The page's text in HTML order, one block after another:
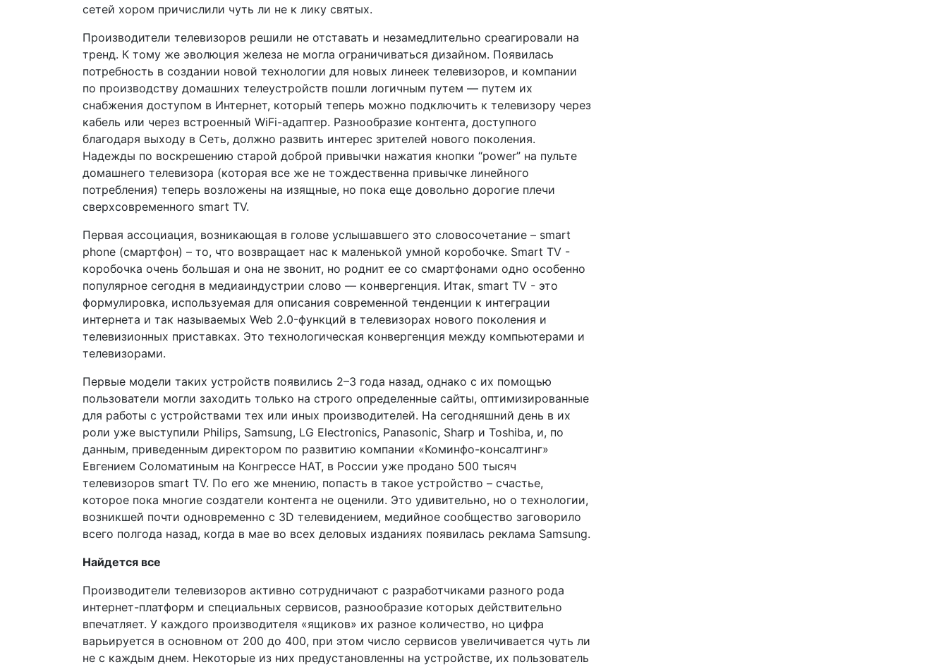
сетей хором причислили чуть ли не к лику святых.
Производители телевизоров решили не отставать и незамедлительно среагировали на
тренд. К тому же эволюция железа не могла ограничиваться дизайном. Появилась
потребность в создании новой технологии для новых линеек телевизоров, и компании
по производству домашних телеустройств пошли логичным путем — путем их
снабжения доступом в Интернет, который теперь можно подключить к телевизору через
кабель или через встроенный WiFi-адаптер. Разнообразие контента, доступного
благодаря выходу в Сеть, должно развить интерес зрителей нового поколения.
Надежды по воскрешению старой доброй привычки нажатия кнопки “power” на пульте
домашнего телевизора (которая все же не тождественна привычке линейного
потребления) теперь возложены на изящные, но пока еще довольно дорогие плечи
сверхсовременного smart TV.
Первая ассоциация, возникающая в голове услышавшего это словосочетание – smart
phone (смартфон) – то, что возвращает нас к маленькой умной коробочке. Smart TV -
коробочка очень большая и она не звонит, но роднит ее со смартфонами одно особенно
популярное сегодня в медиаиндустрии слово — конвергенция. Итак, smart TV - это
формулировка, используемая для описания современной тенденции к интеграции
интернета и так называемых Web 2.0-функций в телевизорах нового поколения и
телевизионных приставках. Это технологическая конвергенция между компьютерами и
телевизорами.
Первые модели таких устройств появились 2–3 года назад, однако с их помощью
пользователи могли заходить только на строго определенные сайты, оптимизированные
для работы с устройствами тех или иных производителей. На сегодняшний день в их
роли уже выступили Philips, Samsung, LG Electronics, Panasonic, Sharp и Toshiba, и, по
данным, приведенным директором по развитию компании «Коминфо-консалтинг»
Евгением Соломатиным на Конгрессе НАТ, в России уже продано 500 тысяч
телевизоров smart TV. По его же мнению, попасть в такое устройство – счастье,
которое пока многие создатели контента не оценили. Это удивительно, но о технологии,
возникшей почти одновременно с 3D телевидением, медийное сообщество заговорило
всего полгода назад, когда в мае во всех деловых изданиях появилась реклама Samsung.
Найдется все
Производители телевизоров активно сотрудничают с разработчиками разного рода
интернет-платформ и специальных сервисов, разнообразие которых действительно
впечатляет. У каждого производителя «ящиков» их разное количество, но цифра
варьируется в основном от 200 до 400, при этом число сервисов увеличивается чуть ли
не с каждым днем. Некоторые из них предустановленны на устройстве, их пользователь